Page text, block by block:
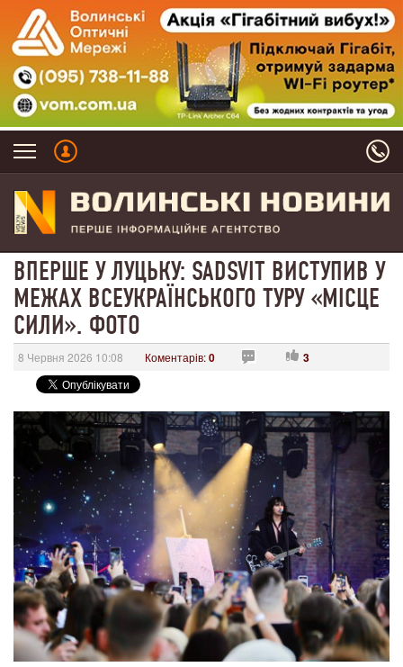
ВПЕРШЕ У ЛУЦЬКУ: SADSVIT ВИСТУПИВ У
МЕЖАХ ВСЕУКРАЇНСЬКОГО ТУРУ «МІСЦЕ
СИЛИ». ФОТО
8 Червня 2026 10:08 Коментарів:0 3